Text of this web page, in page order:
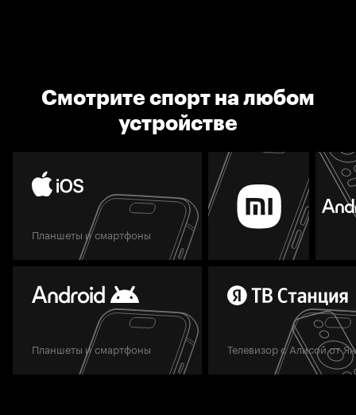
Смотрите спорт на любом
устройстве
Планшеты и смартфоны
Планшеты и смартфоны Телевизор с Алисой от